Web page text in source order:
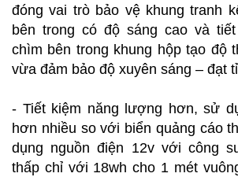
đóng vai trò bảo vệ khung tranh
bên trong có độ sáng cao và
chìm bên trong khung hộp tạo độ
vừa đảm bảo độ xuyên sáng – đạt
- Tiết kiệm năng lượng hơn, sử
hơn nhiều so với biển quảng cáo
dụng nguồn điện 12v với công
thấp chỉ với 18wh cho 1 mét